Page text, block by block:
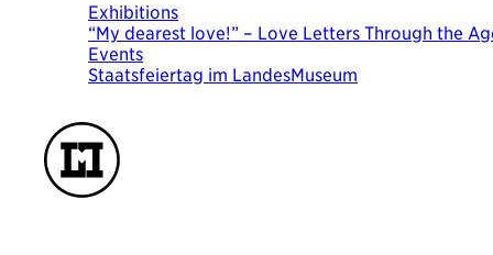
Exhibitions
“My dearest love!” – Love Letters Through the
Events
Staatsfeiertag im LandesMuseum